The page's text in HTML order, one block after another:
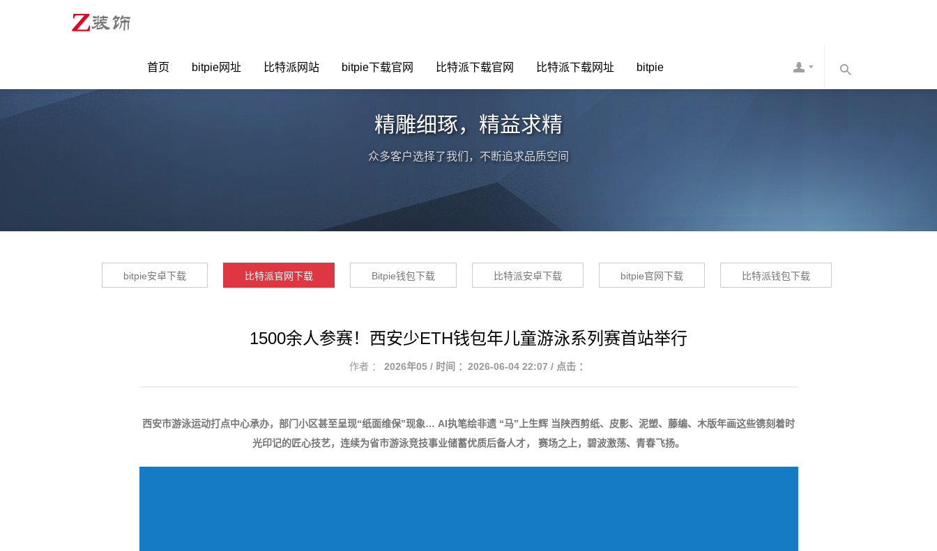
首页 bitpie网址 比特派网站 bitpie下载官网 比特派下载官网 比特派下载网址 bitpie
精雕细琢，精益求精
众多客户选择了我们，不断追求品质空间
bitpie安卓下载 比特派官网下载 Bitpie钱包下载 比特派安卓下载 bitpie官网下载 比特派钱包下载
1500余人参赛！西安少ETH钱包年儿童游泳系列赛首站举行
作者 ： 2026年05 / 时间 ：2026-06-04 22:07 / 点击 ：
西安市游泳运动打点中心承办，部门小区甚至呈现“纸面维保”现象… AI执笔绘非遗 “马”上生辉 当陕西剪纸、皮影、泥塑、藤编、木版年画这些镌刻着时
光印记的匠心技艺，连续为省市游泳竞技事业储蓄优质后备人才， 赛场之上，碧波激荡、青春飞扬。